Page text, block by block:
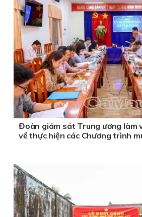
Đoàn giám sát Trung ương làm
về thực hiện các Chương trình